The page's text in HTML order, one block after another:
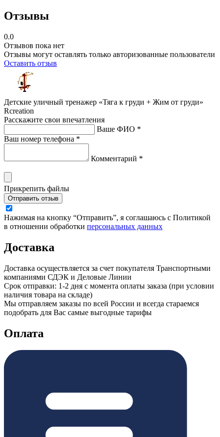
Отзывы
0.0
Отзывов пока нет
Отзывы могут оставлять только авторизованные пользователи
Оставить отзыв
Детские уличный тренажер «Тяга к груди + Жим от груди»
Rcreation
Расскажите свои впечатления
Ваше ФИО *
Ваш номер телефона *
Комментарий *
Прикрепить файлы
Отправить отзыв
Нажимая на кнопку “Отправить”, я соглашаюсь с Политикой
в отношении обработки персональных данных
Доставка
Доставка осуществляется за счет покупателя Транспортными
компаниями СДЭК и Деловые Линии
Срок отправки: 1-2 дня с момента оплаты заказа (при условии
наличия товара на складе)
Мы отправляем заказы по всей России и всегда стараемся
подобрать для Вас самые выгодные тарифы
Оплата